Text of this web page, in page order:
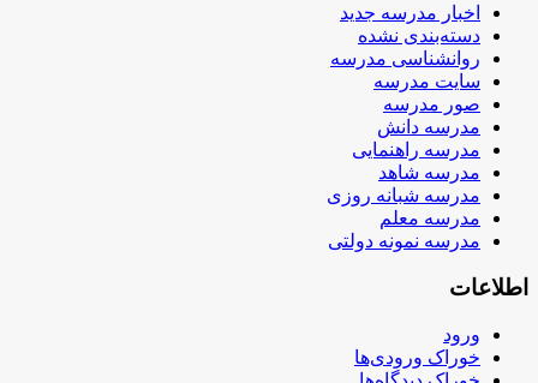
اخبار مدرسه جدید
دسته‌بندی نشده
روانشناسی مدرسه
سایت مدرسه
صور مدرسه
مدرسه دانش
مدرسه راهنمایی
مدرسه شاهد
مدرسه شبانه روزی
مدرسه معلم
مدرسه نمونه دولتی
اطلاعات
ورود
خوراک ورودی‌ها